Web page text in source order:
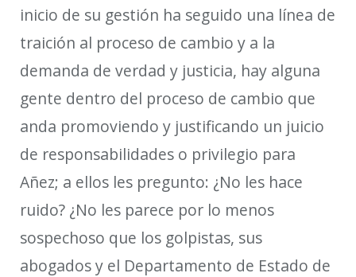
inicio de su gestión ha seguido una línea de
traición al proceso de cambio y a la
demanda de verdad y justicia, hay alguna
gente dentro del proceso de cambio que
anda promoviendo y justificando un juicio
de responsabilidades o privilegio para
Añez; a ellos les pregunto: ¿No les hace
ruido? ¿No les parece por lo menos
sospechoso que los golpistas, sus
abogados y el Departamento de Estado de